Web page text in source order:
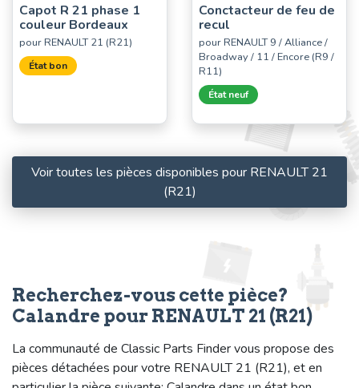
Capot R 21 phase 1
couleur Bordeaux
pour RENAULT 21 (R21)
État bon
Conctacteur de feu de
recul
pour RENAULT 9 / Alliance /
Broadway / 11 / Encore (R9 /
R11)
État neuf
Voir toutes les pièces disponibles pour RENAULT 21
(R21)
Recherchez-vous cette pièce?
Calandre pour RENAULT 21 (R21)
La communauté de Classic Parts Finder vous propose des
pièces détachées pour votre RENAULT 21 (R21), et en